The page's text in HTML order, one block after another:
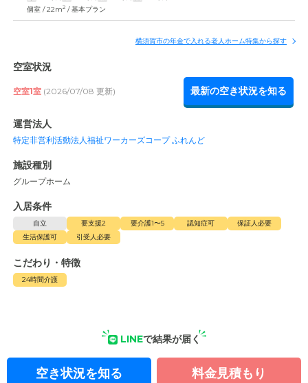
個室 / 22m2 / 基本プラン
横須賀市の年金で入れる老人ホーム特集から探す
空室状況
空室1室 (2026/07/08 更新) 最新の空き状況を知る
運営法人
特定非営利活動法人福祉ワーカーズコープ ふれんど
施設種別
グループホーム
入居条件
自立 要支援2 要介護1〜5 認知症可
保証人必要
生活保護可
引受人必要
こだわり・特徴
24時間介護
LINEで結果が届く
空き状況を知る 料金見積もり